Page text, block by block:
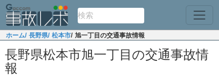
ホーム/ 長野県/ 松本市/ 旭一丁目の交通事故情報
長野県松本市旭一丁目の交通事故情
報